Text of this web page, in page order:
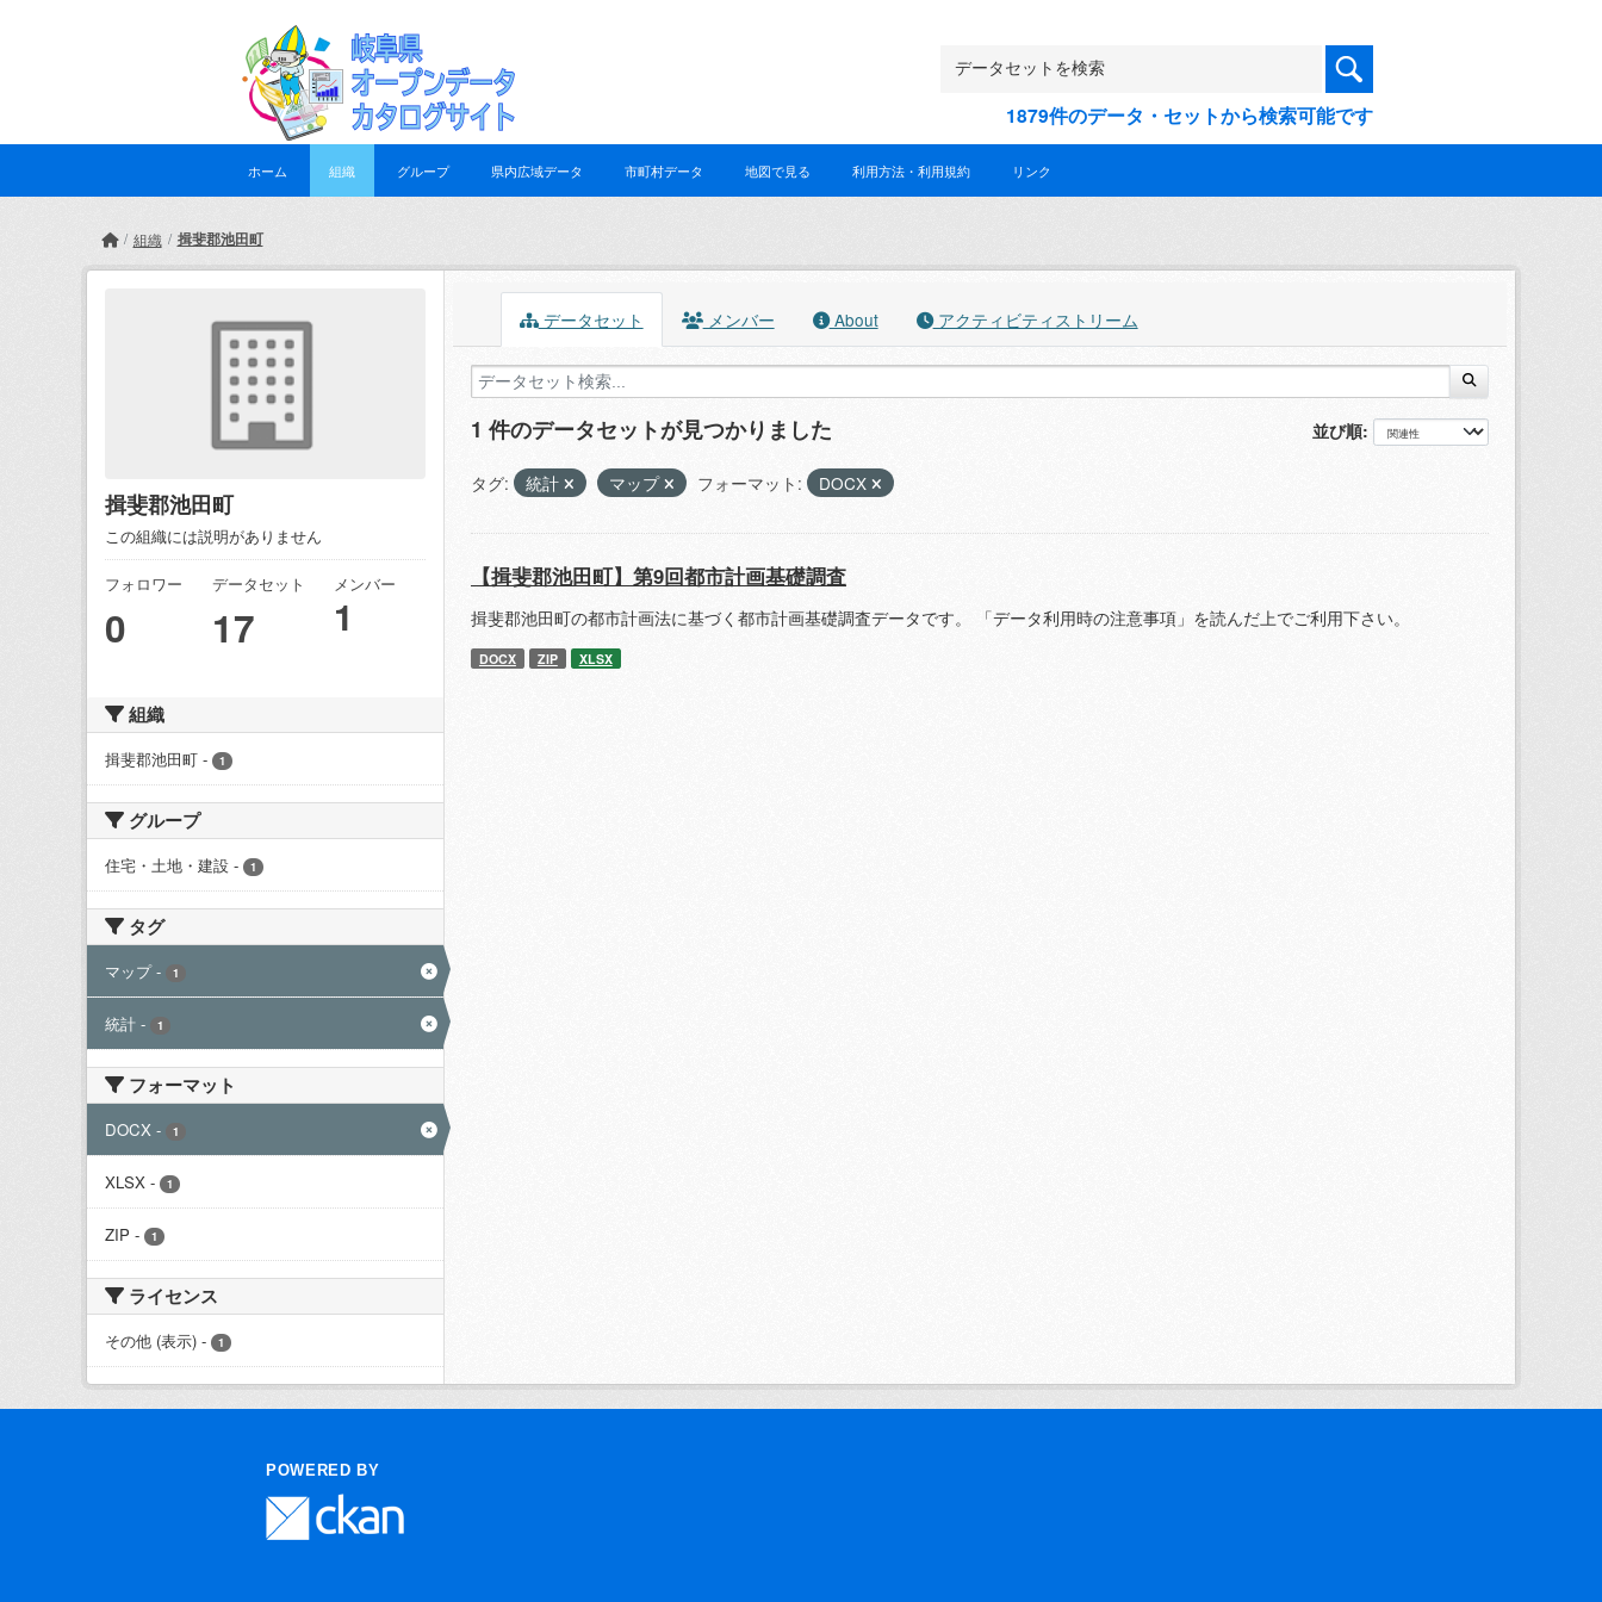
1879件のデータ・セットから検索可能です
ホーム 組織 グループ 県内広域データ 市町村データ 地図で見る 利用方法・利用規約 リンク
組織 揖斐郡池田町
揖斐郡池田町
この組織には説明がありません
フォロワー
0
データセット
17
メンバー
1
組織
揖斐郡池田町 - 1
グループ
住宅・土地・建設 - 1
タグ
マップ - 1
統計 - 1
フォーマット
DOCX - 1
XLSX - 1
ZIP - 1
ライセンス
その他 (表示) - 1
データセット メンバー About アクティビティストリーム
並び順
1 件のデータセットが見つかりました
タグ: 統計 マップ フォーマット: DOCX
【揖斐郡池田町】第9回都市計画基礎調査
揖斐郡池田町の都市計画法に基づく都市計画基礎調査データです。 「データ利用時の注意事項」を読んだ上でご利用下さい。
DOCX ZIP XLSX
POWERED BY